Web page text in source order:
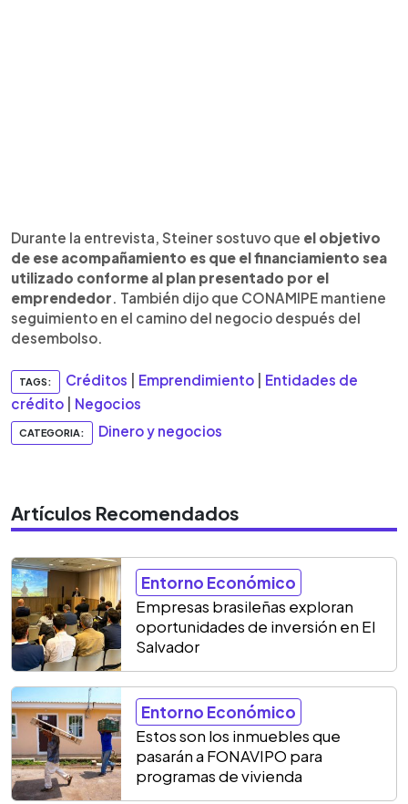
Durante la entrevista, Steiner sostuvo que el objetivo
de ese acompañamiento es que el financiamiento sea
utilizado conforme al plan presentado por el
emprendedor. También dijo que CONAMIPE mantiene
seguimiento en el camino del negocio después del
desembolso.
TAGS: Créditos Emprendimiento
Entidades de
crédito
Negocios
CATEGORIA: Dinero y negocios
Artículos Recomendados
Entorno Económico
Empresas brasileñas exploran
oportunidades de inversión en El
Salvador
Entorno Económico
Estos son los inmuebles que
pasarán a FONAVIPO para
programas de vivienda